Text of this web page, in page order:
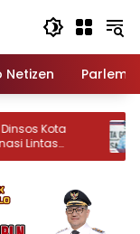
Netizen
Kota
Lintas